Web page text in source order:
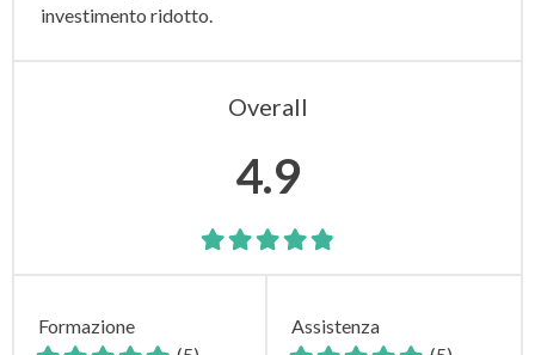
investimento ridotto.
Overall
4.9
Formazione
Assistenza